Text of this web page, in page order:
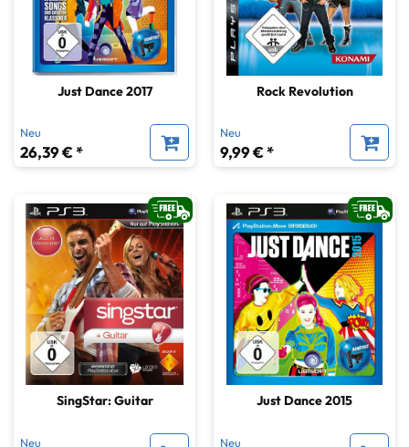
Just Dance 2017
Neu
26,39 € *
Rock Revolution
Neu
9,99 € *
SingStar: Guitar
Neu
Just Dance 2015
Neu